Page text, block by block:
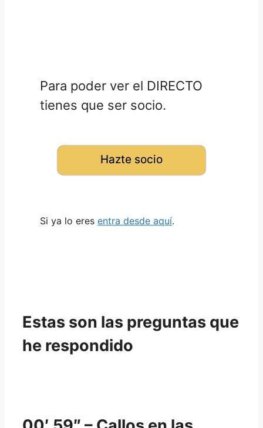
Para poder ver el DIRECTO
tienes que ser socio.
Hazte socio
Si ya lo eres entra desde aquí.
Estas son las preguntas que
he respondido